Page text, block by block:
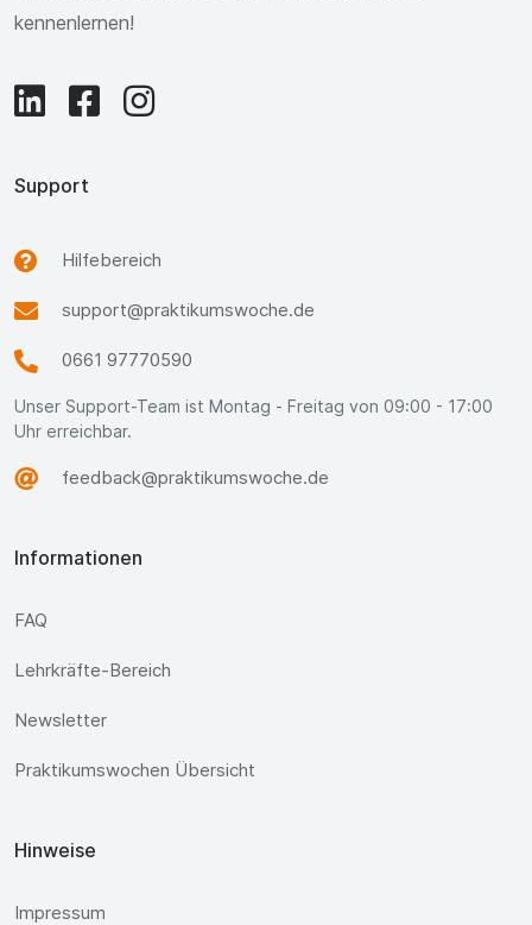
kennenlernen!
Support
Hilfebereich
support@praktikumswoche.de
0661 97770590
Unser Support-Team ist Montag - Freitag von 09:00 - 17:00
Uhr erreichbar.
feedback@praktikumswoche.de
Informationen
FAQ
Lehrkräfte-Bereich
Newsletter
Praktikumswochen Übersicht
Hinweise
Impressum